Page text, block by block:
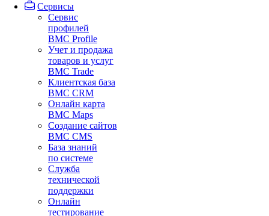
Сервисы
Сервис
профилей
BMC Profile
Учет и продажа
товаров и услуг
BMC Trade
Клиентская база
BMC CRM
Онлайн карта
BMC Maps
Создание сайтов
BMC CMS
База знаний
по системе
Служба
технической
поддержки
Онлайн
тестирование